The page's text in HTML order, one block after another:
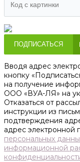
ПОДПИСАТЬСЯ
Вводя адрес
кнопку
на получение
ООО «ВУА-ЛЯ» на
Отказаться от
инструкции из
подтверждения
адрес электронной
персональных
информационной